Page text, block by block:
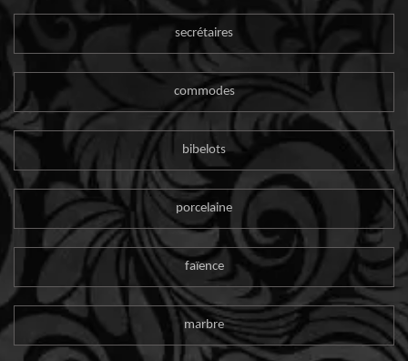
secrétaires
commodes
bibelots
porcelaine
faïence
marbre